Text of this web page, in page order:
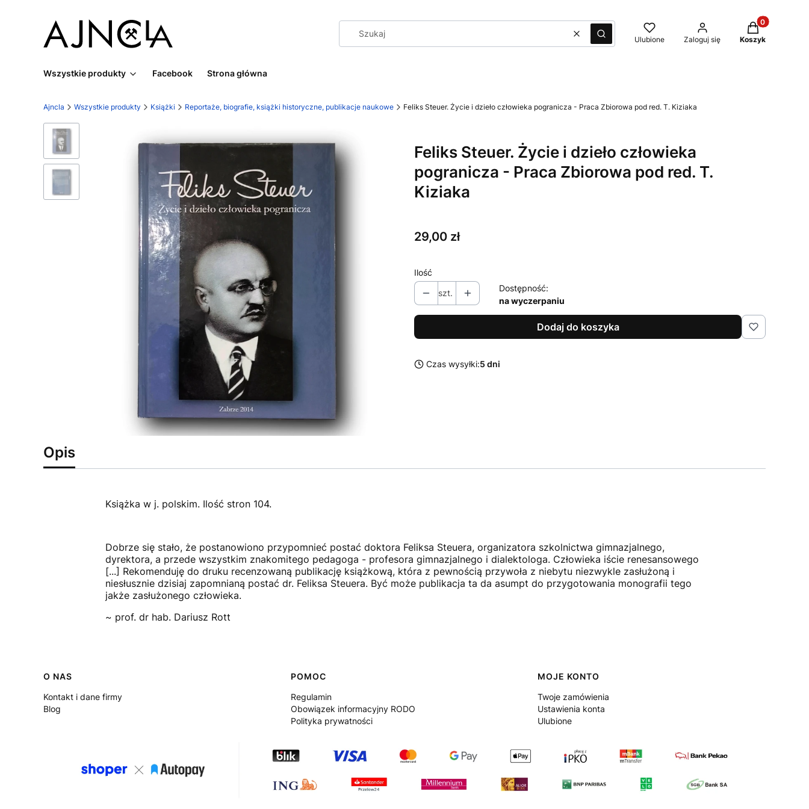
WyczyśćSzukaj Ulubione Zaloguj się
Produkty w
Koszyk
Wszystkie produkty Facebook Strona główna
Ajncla Wszystkie produkty Książki Reportaże, biografie, książki historyczne, publikacje naukowe Feliks Steuer. Życie i dzieło człowieka pogranicza - Praca Zbiorowa pod red. T. Kiziaka
Feliks Steuer. Życie i dzieło człowieka
pogranicza - Praca Zbiorowa pod red. T.
Kiziaka
Cena
29,00 zł
Ilość
szt.
Dostępność:
na wyczerpaniu
Dodaj do koszyka
Czas wysyłki:5 dni
Opis
Książka w j. polskim. Ilość stron 104.
Dobrze się stało, że postanowiono przypomnieć postać doktora Feliksa Steuera, organizatora szkolnictwa gimnazjalnego,
dyrektora, a przede wszystkim znakomitego pedagoga - profesora gimnazjalnego i dialektologa. Człowieka iście renesansowego
[...] Rekomenduję do druku recenzowaną publikację książkową, która z pewnością przywoła z niebytu niezwykle zasłużoną i
niesłusznie dzisiaj zapomnianą postać dr. Feliksa Steuera. Być może publikacja ta da asumpt do przygotowania monografii tego
jakże zasłużonego człowieka.
~ prof. dr hab. Dariusz Rott
Linki w stopce
O NAS
Kontakt i dane firmy
Blog
POMOC
Regulamin
Obowiązek informacyjny RODO
Polityka prywatności
MOJE KONTO
Twoje zamówienia
Ustawienia konta
Ulubione